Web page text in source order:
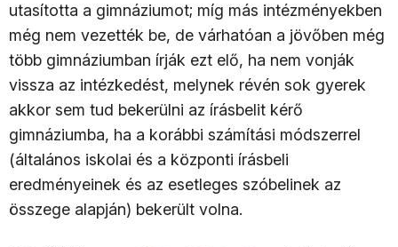
utasította a gimnáziumot; míg más intézményekben
még nem vezették be, de várhatóan a jövőben még
több gimnáziumban írják ezt elő, ha nem vonják
vissza az intézkedést, melynek révén sok gyerek
akkor sem tud bekerülni az írásbelit kérő
gimnáziumba, ha a korábbi számítási módszerrel
(általános iskolai és a központi írásbeli
eredményeinek és az esetleges szóbelinek az
összege alapján) bekerült volna.